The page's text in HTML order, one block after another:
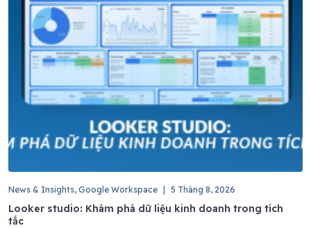
News & Insights, Google Workspace | 5 Tháng 8, 2026
Looker studio: Khám phá dữ liệu kinh doanh trong tích
tắc